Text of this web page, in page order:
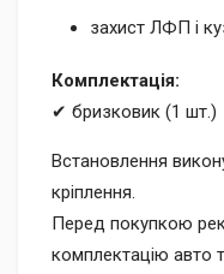
захист ЛФП і
Комплектація:
✔ бризковик (1 шт.)
Встановлення
кріплення.
Перед покупкою
комплектацію авто